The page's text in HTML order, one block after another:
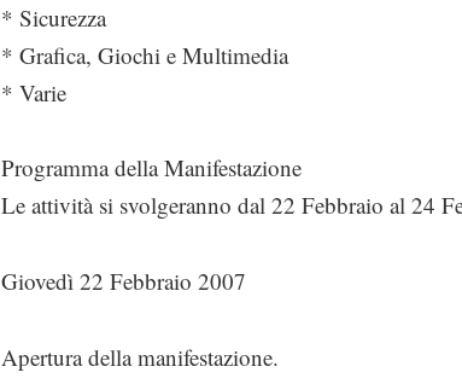
* Sicurezza
* Grafica, Giochi e Multimedia
* Varie
Programma della Manifestazione
Le attività si svolgeranno dal 22 Febbraio al 24
Giovedì 22 Febbraio 2007
Apertura della manifestazione.